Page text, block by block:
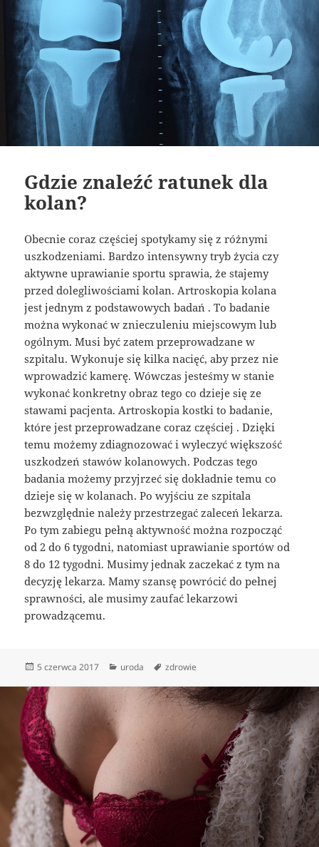
Gdzie znaleźć ratunek dla
kolan?
Obecnie coraz częściej spotykamy się z różnymi
uszkodzeniami. Bardzo intensywny tryb życia czy
aktywne uprawianie sportu sprawia, że stajemy
przed dolegliwościami kolan. Artroskopia kolana
jest jednym z podstawowych badań . To badanie
można wykonać w znieczuleniu miejscowym lub
ogólnym. Musi być zatem przeprowadzane w
szpitalu. Wykonuje się kilka nacięć, aby przez nie
wprowadzić kamerę. Wówczas jesteśmy w stanie
wykonać konkretny obraz tego co dzieje się ze
stawami pacjenta. Artroskopia kostki to badanie,
które jest przeprowadzane coraz częściej . Dzięki
temu możemy zdiagnozować i wyleczyć większość
uszkodzeń stawów kolanowych. Podczas tego
badania możemy przyjrzeć się dokładnie temu co
dzieje się w kolanach. Po wyjściu ze szpitala
bezwzględnie należy przestrzegać zaleceń lekarza.
Po tym zabiegu pełną aktywność można rozpocząć
od 2 do 6 tygodni, natomiast uprawianie sportów od
8 do 12 tygodni. Musimy jednak zaczekać z tym na
decyzję lekarza. Mamy szansę powrócić do pełnej
sprawności, ale musimy zaufać lekarzowi
prowadzącemu.
Data
5 czerwca 2017 Kategorie
uroda Tagi
zdrowie